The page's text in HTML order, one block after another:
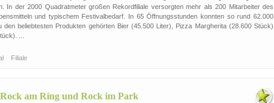
In der 2000 Quadratmeter großen Rekordfiliale versorgten mehr als 200 Mitarbeiter des
und typischem Festivalbedarf. In 65 Öffnungsstunden konnten so rund 62.000
den beliebtesten Produkten gehörten Bier (45.500 Liter), Pizza Margherita (28.600 Stück)
...
Filiale
am Ring und Rock im Park